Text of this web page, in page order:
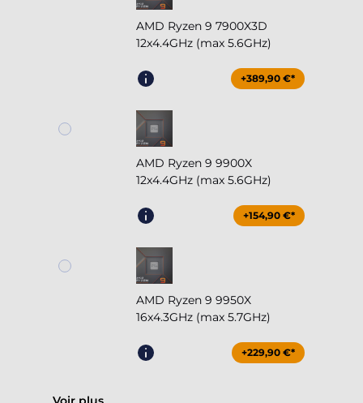
AMD Ryzen 9 7900X3D
12x4.4GHz (max 5.6GHz)
+389,90 €*
AMD Ryzen 9 9900X
12x4.4GHz (max 5.6GHz)
+154,90 €*
AMD Ryzen 9 9950X
16x4.3GHz (max 5.7GHz)
+229,90 €*